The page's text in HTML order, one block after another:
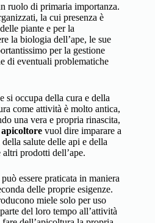
ruolo di primaria importanza.
la cui presenza è
piante e per la
la biologia dell’ape, le sue
per la gestione
di eventuali problematiche
si occupa della cura e della
come attività è molto antica,
una vera e propria rinascita,
vuol dire imparare a
salute delle api e della
altri prodotti dell’ape.
essere praticata in maniera
delle proprie esigenze.
miele solo per uso
del loro tempo all’attività